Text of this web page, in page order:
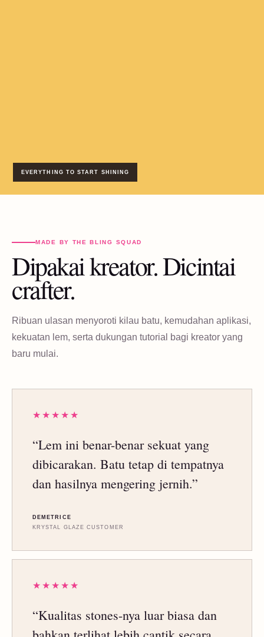
EVERYTHING TO START SHINING
MADE BY THE BLING SQUAD
Dipakai kreator. Dicintai
crafter.
Ribuan ulasan menyoroti kilau batu, kemudahan aplikasi,
kekuatan lem, serta dukungan tutorial bagi kreator yang
baru mulai.
★★★★★
“Lem ini benar-benar sekuat yang
dibicarakan. Batu tetap di tempatnya
dan hasilnya mengering jernih.”
DEMETRICE
KRYSTAL GLAZE CUSTOMER
★★★★★
“Kualitas stones-nya luar biasa dan